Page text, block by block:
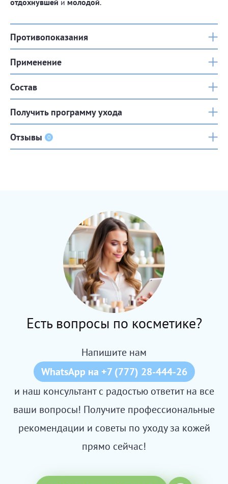
отдохнувшей и молодой.
Противопоказания
Применение
Состав
Получить программу ухода
Отзывы 0
Есть вопросы по косметике?
Напишите нам
WhatsApp на +7 (777) 28-444-26
и наш консультант с радостью ответит на все
ваши вопросы! Получите профессиональные
рекомендации и советы по уходу за кожей
прямо сейчас!